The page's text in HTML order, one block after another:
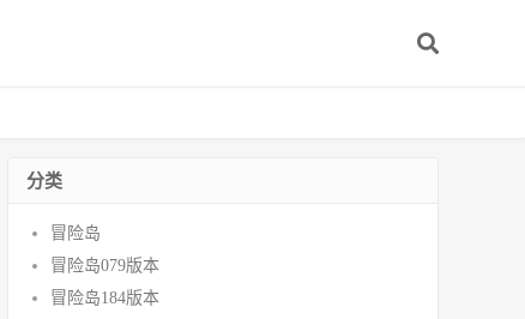
分类
冒险岛
冒险岛079版本
冒险岛184版本